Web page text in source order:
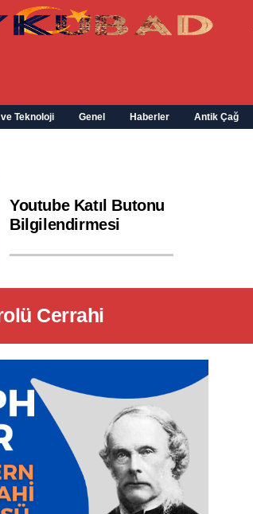
Teknoloji Genel Haberler Antik Çağ
Youtube Katıl Butonu
Bilgilendirmesi
Cerrahi